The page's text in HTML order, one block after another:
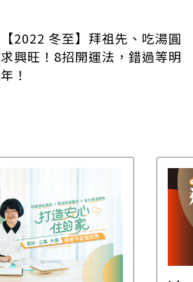
【2022 冬至】拜祖先、吃湯圓
求興旺！8招開運法，錯過等明
年！